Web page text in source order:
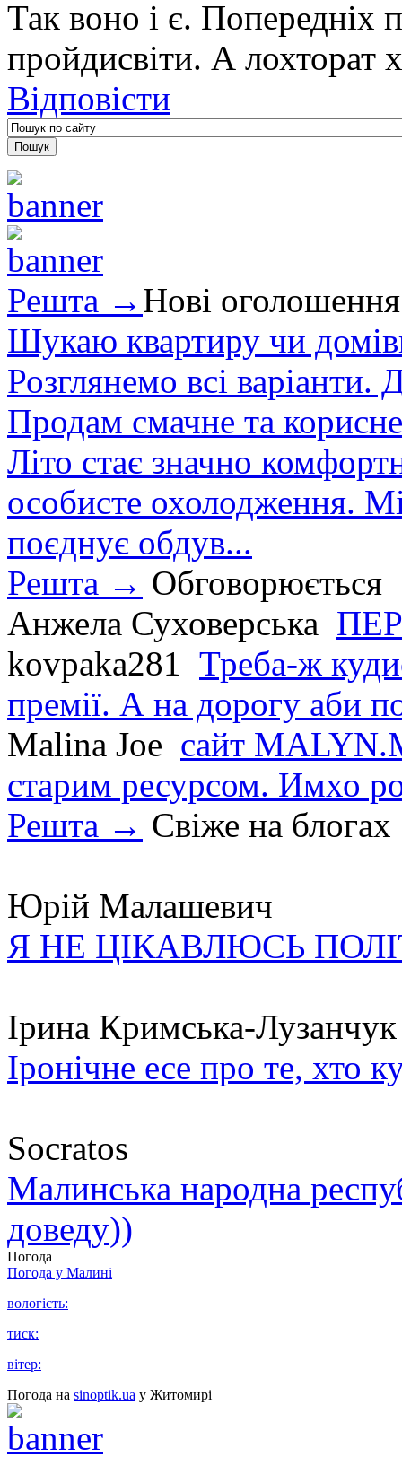
Так воно і є. Попередніх
пройдисвіти. А лохторат
Відповісти
Решта → Нові оголошення
Шукаю квартиру чи
Розглянемо всі варіанти.
Продам смачне та
Літо стає значно
особисте охолодження.
поєднує обдув...
Решта → Обговорюється
Анжела Суховерська
kovpaka281 Треба-ж
премії. А на дорогу аби
Malina Joe сайт
старим ресурсом. Имхо
Решта → Свіже на блогах
Юрій Малашевич
Я НЕ ЦІКАВЛЮСЬ
Ірина Кримська-Лузанчук
Іронічне есе про те, хто
Socratos
Малинська народна
доведу))
Погода
Погода у Малині
вологість:
тиск:
вітер:
Погода на sinoptik.ua у Житомирі